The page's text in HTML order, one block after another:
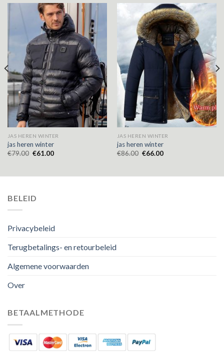
JAS HEREN WINTER
jas heren winter
€79.00 €61.00
JAS HEREN WINTER
jas heren winter
€86.00 €66.00
BELEID
Privacybeleid
Terugbetalings- en retourbeleid
Algemene voorwaarden
Over
BETAALMETHODE